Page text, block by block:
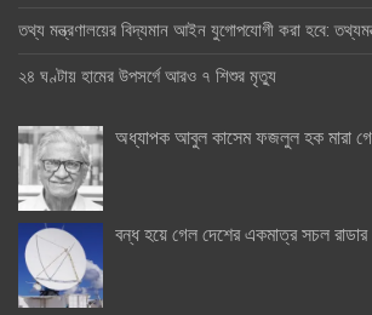
তথ্য মন্ত্রণালয়ের বিদ্যমান আইন যুগোপযোগী করা হবে:
২৪ ঘণ্টায় হামের উপসর্গে আরও ৭ শিশুর মৃত্যু
অধ্যাপক আবুল কাসেম ফজলুল হক মারা
বন্ধ হয়ে গেল দেশের একমাত্র সচল রাডার